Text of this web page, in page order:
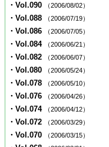
・Vol.090 （2006/08/02）
・Vol.088 （2006/07/19）
・Vol.086 （2006/07/05）
・Vol.084 （2006/06/21）
・Vol.082 （2006/06/07）
・Vol.080 （2006/05/24）
・Vol.078 （2006/05/10）
・Vol.076 （2006/04/26）
・Vol.074 （2006/04/12）
・Vol.072 （2006/03/29）
・Vol.070 （2006/03/15）